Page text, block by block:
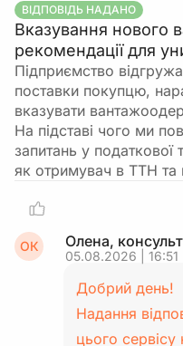
ВІДПОВІДЬ НАДАНО
Вказування нового
рекомендації для
Підприємство
поставки покупцю,
вказувати
На підставі чого ми
запитань у податкової
як отримувач в ТТН та
ОК Олена,
05.08.2026 | 16:51
Добрий день!
Надання
цього